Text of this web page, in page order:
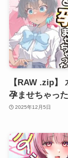
【RAW .zip】
孕ませちゃっ
2025年12月5日